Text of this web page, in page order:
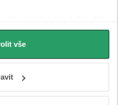
analytiku a
Google zpracovává
vše
a bezpečnostpři
opatřeno speciální
, kteráminimalizuje
z více variant skel